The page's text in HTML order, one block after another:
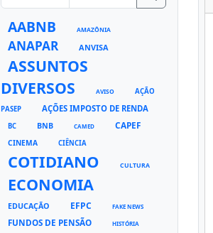
AABNB AMAZÔNIA
ANAPAR ANVISA
ASSUNTOS
DIVERSOS
AVISO
AÇÃO
PASEP
AÇÕES IMPOSTO DE RENDA
BC BNB CAMED CAPEF
CINEMA CIÊNCIA
COTIDIANO CULTURA
ECONOMIA
EDUCAÇÃO EFPC FAKE NEWS
FUNDOS DE PENSÃO HISTÓRIA